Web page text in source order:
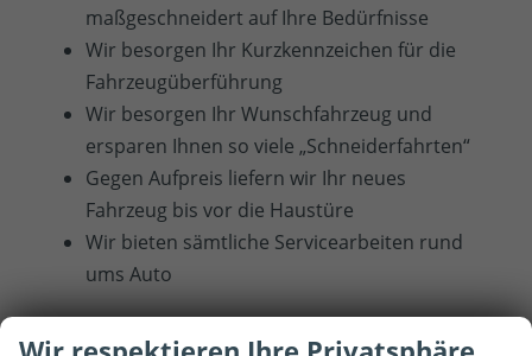
maßgeschneidert auf Ihre Bedürfnisse
Wir besorgen Ihr Kurzkennzeichen für die
Fahrzeugüberführung
Wir besorgen Ihr Wunschfahrzeug und
ersparen Ihnen so viele „Schneiderfahrten“
Gegen Aufpreis liefern wir Ihr neues
Fahrzeug bis vor die Haustüre
Wir bieten sämtliche Servicearbeiten rund
ums Auto